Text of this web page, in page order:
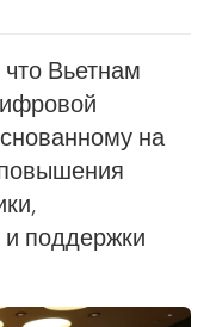
Вьетнам
на
поддержки